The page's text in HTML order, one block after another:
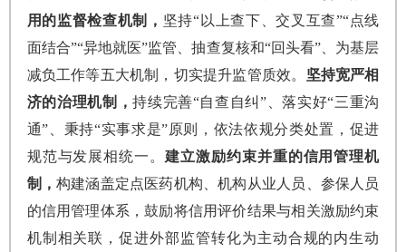
用的监督检查机制， 坚持“以上查下、交叉互查”“点线
面结合”“异地就医”监管、抽查复核和“回头看”、为基层
减负工作等五大机制，切实提升监管质效。 坚持宽严相
济的治理机制，持续完善“自查自纠”、落实好“三重沟
通”、秉持“实事求是”原则，依法依规分类处置，促进
规范与发展相统一。建立激励约束并重的信用管理机
制，构建涵盖定点医药机构、机构从业人员、参保人员
的信用管理体系，鼓励将信用评价结果与相关激励约束
机制相关联，促进外部监管转化为主动合规的内生动